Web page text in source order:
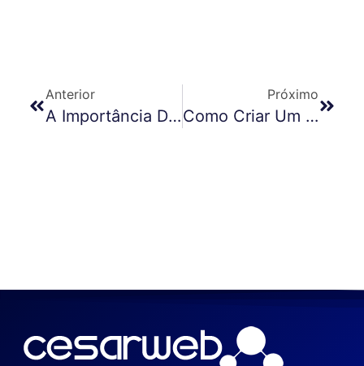
Anterior
A Importância Da Comunicação Clara E Eficaz Em Situações De Emergência
Próximo
Como Criar Um Branding Forte Para A Sua Empresa